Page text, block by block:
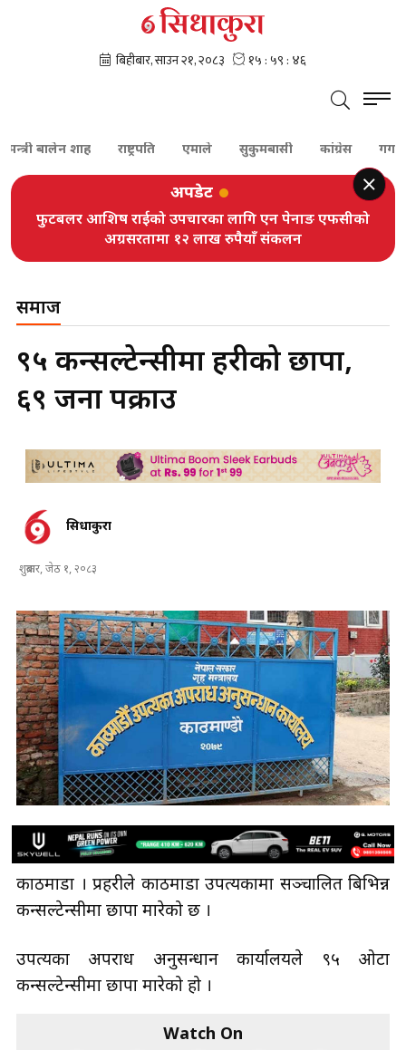
बालेन शाह राष्ट्रपति एमाले सुकुमबासी कांग्रेस गगन थापा
अपडेट
बागमती सरकारबारे पार्टी निर्णय कार्यान्वयनमा दृढ रहने राप्रपा
सांसदहरूको संकल्प
समाज
९५ कन्सल्टेन्सीमा प्रहरीको छापा,
६९ जना पक्राउ
सिधाकुरा
शुक्रबार, जेठ १, २०८३
काठमाडौँ । प्रहरीले काठमाडौँ उपत्यकामा सञ्चालित बिभिन्न
कन्सल्टेन्सीमा छापा मारेको छ ।
उपत्यका अपराध अनुसन्धान कार्यालयले ९५ ओटा
कन्सल्टेन्सीमा छापा मारेको हो ।
Watch On